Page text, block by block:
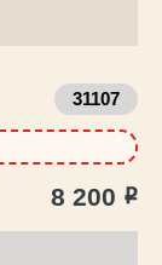
31107
8 200 Р